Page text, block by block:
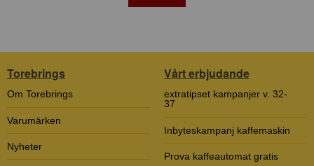
Torebrings
Om Torebrings
Varumärken
Nyheter
Vårt erbjudande
extratipset kampanjer v. 32-
37
Inbyteskampanj kaffemaskin
Prova kaffeautomat gratis